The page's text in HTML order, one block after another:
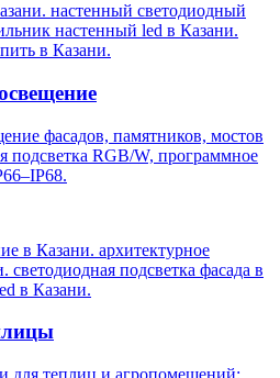
настенный светодиодный
настенный led в Казани.
в Казани.
фасадов, памятников, мостов
подсветка RGB/W, программное
в Казани. архитектурное
светодиодная подсветка фасада в
в Казани.
для теплиц и агропомещений: